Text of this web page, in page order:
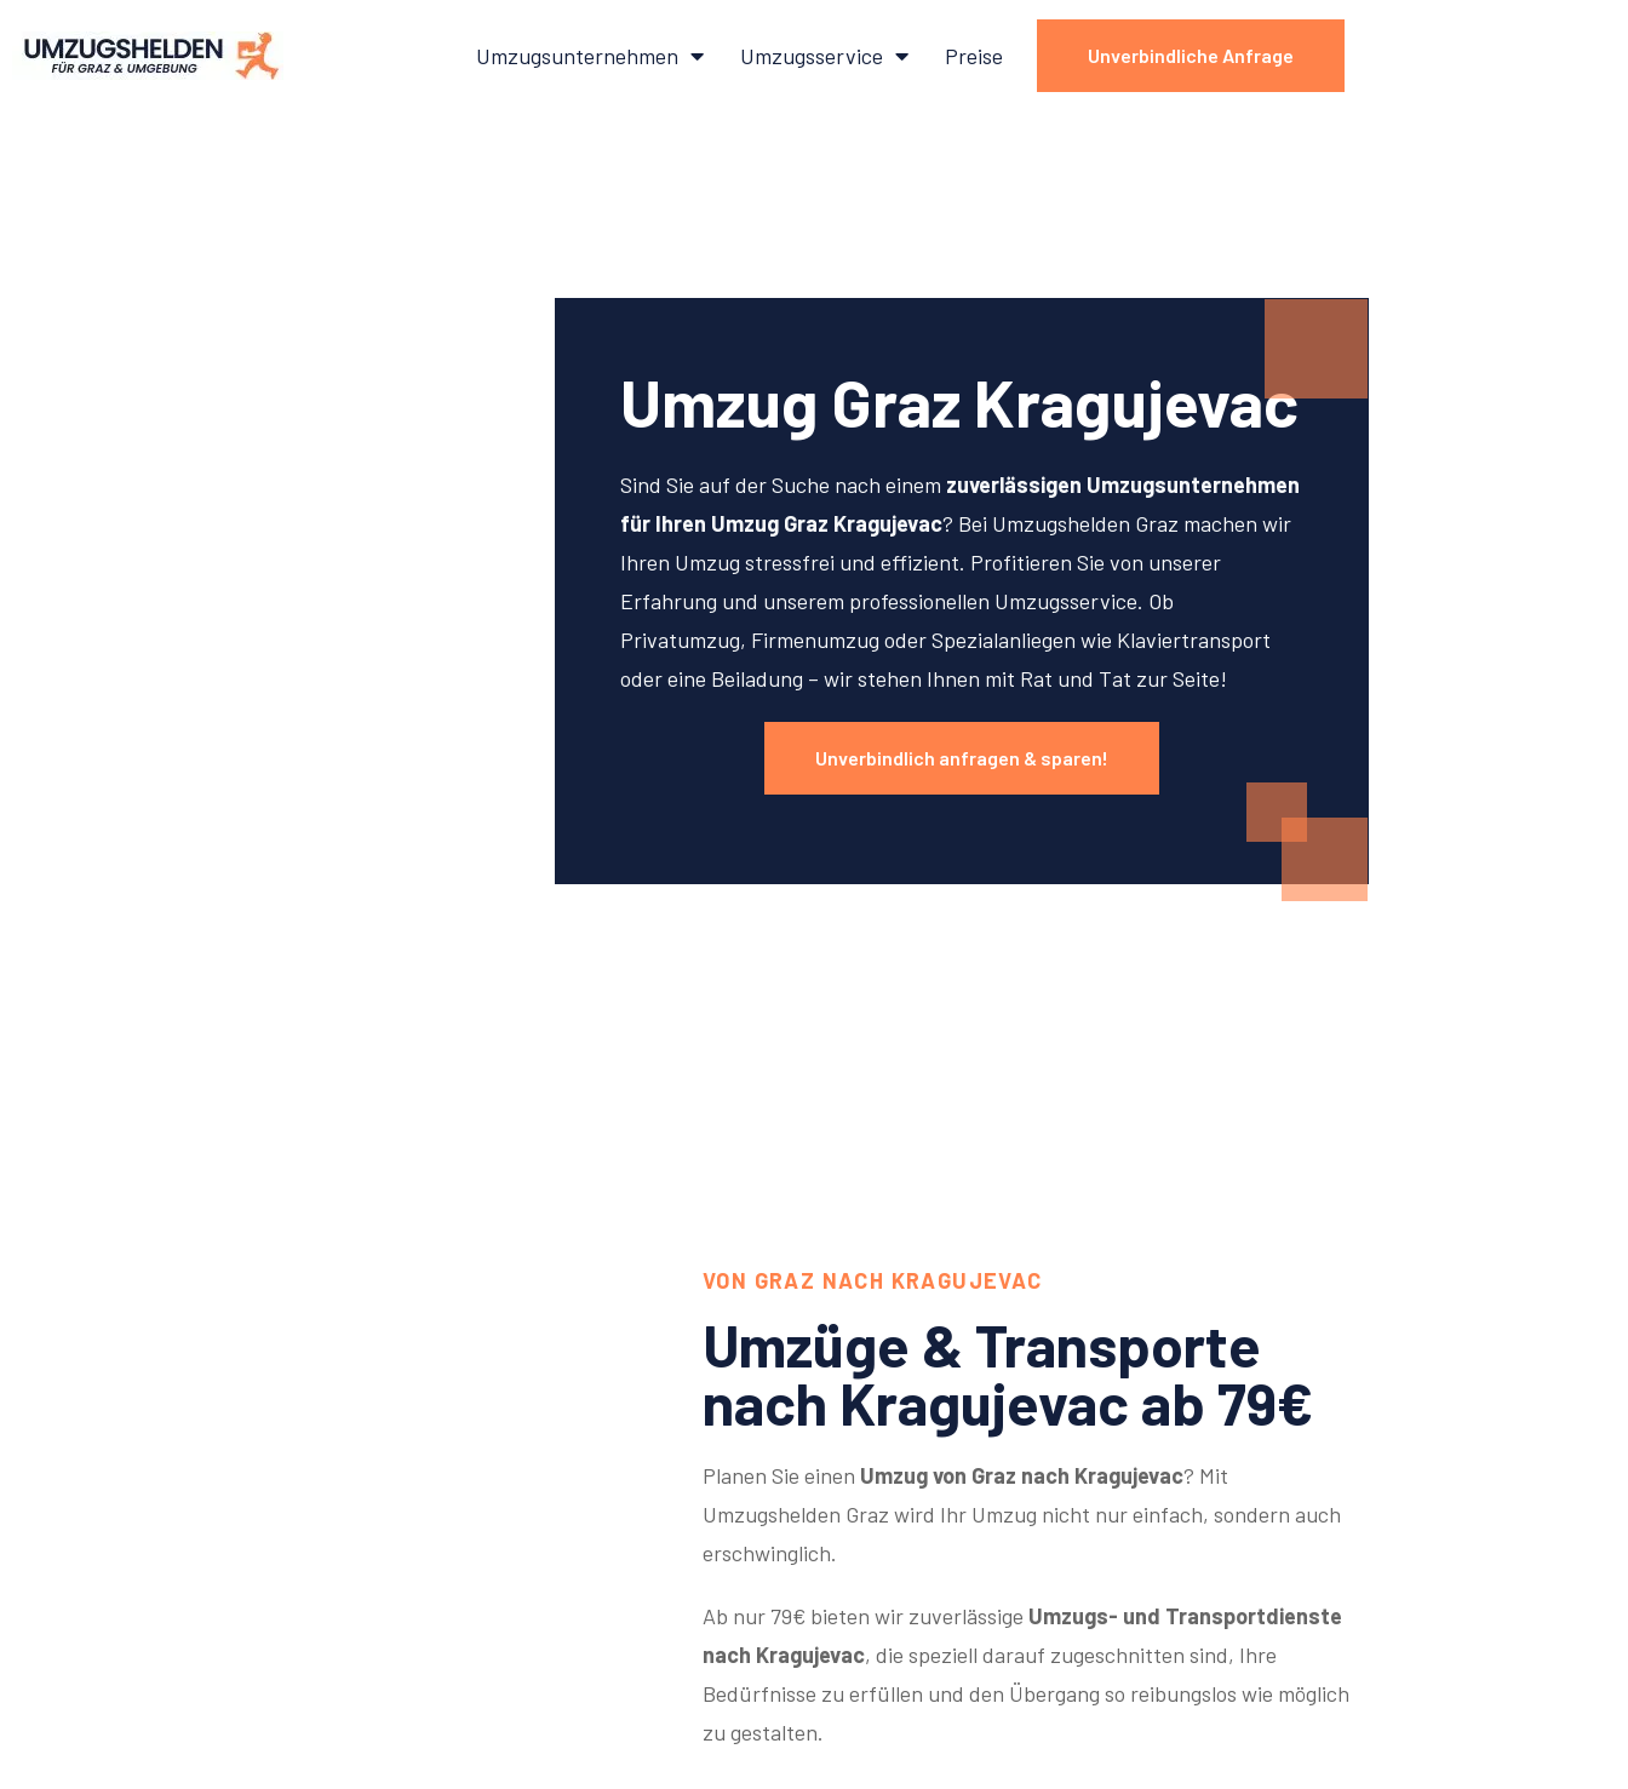
Umzugsunternehmen Umzugsservice Preise Unverbindliche Anfrage
Umzug Graz Kragujevac
Sind Sie auf der Suche nach einem zuverlässigen Umzugsunternehmen
für Ihren Umzug Graz Kragujevac? Bei Umzugshelden Graz machen wir
Ihren Umzug stressfrei und effizient. Profitieren Sie von unserer
Erfahrung und unserem professionellen Umzugsservice. Ob
Privatumzug, Firmenumzug oder Spezialanliegen wie Klaviertransport
oder eine Beiladung – wir stehen Ihnen mit Rat und Tat zur Seite!
Unverbindlich anfragen & sparen!
VON GRAZ NACH KRAGUJEVAC
Umzüge & Transporte
nach Kragujevac ab 79€
Planen Sie einen Umzug von Graz nach Kragujevac? Mit
Umzugshelden Graz wird Ihr Umzug nicht nur einfach, sondern auch
erschwinglich.
Ab nur 79€ bieten wir zuverlässige Umzugs- und Transportdienste
nach Kragujevac, die speziell darauf zugeschnitten sind, Ihre
Bedürfnisse zu erfüllen und den Übergang so reibungslos wie möglich
zu gestalten.